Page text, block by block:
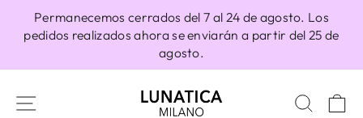
directamente
Permanecemos cerrados del 7 al 24 de agosto. Los
pedidos realizados ahora se enviarán a partir del 25 de
agosto.
NAVEGACIÓN